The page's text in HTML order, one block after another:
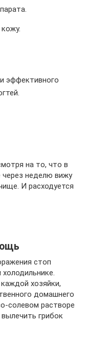
эффективного
на то, что в
через неделю вижу
И расходуется
стоп
хозяйки,
домашнего
солевом растворе
грибок